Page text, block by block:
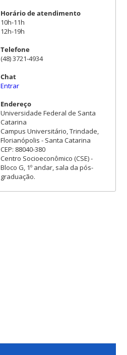
Horário de atendimento
10h-11h
12h-19h
Telefone
(48) 3721-4934
Chat
Entrar
Endereço
Universidade Federal de Santa
Catarina
Campus Universitário, Trindade,
Florianópolis - Santa Catarina
CEP: 88040-380
Centro Socioeconômico (CSE) -
Bloco G, 1º andar, sala da pós-
graduação.